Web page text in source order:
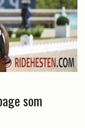
som